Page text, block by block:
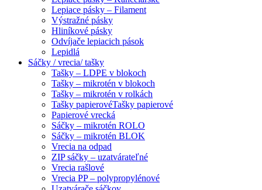
Lepiace pásky – Filament
Výstražné pásky
Hliníkové pásky
Odvíjače lepiacich pások
Lepidlá
Sáčky / vrecia/ tašky
Tašky – LDPE v blokoch
Tašky – mikrotén v blokoch
Tašky – mikrotén v rolkách
Tašky papierovéTašky papierové
Papierové vrecká
Sáčky – mikrotén ROLO
Sáčky – mikrotén BLOK
Vrecia na odpad
ZIP sáčky – uzatvárateľné
Vrecia rašlové
Vrecia PP – polypropylénové